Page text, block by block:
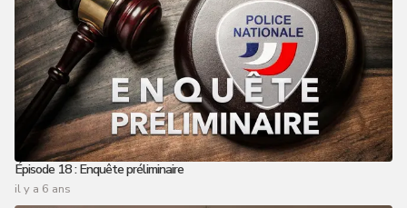
Épisode 18 : Enquête préliminaire
il y a 6 ans